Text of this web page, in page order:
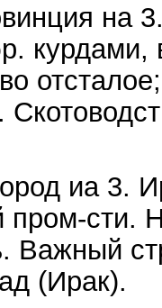
на
иа 3.
сти.
Важный
(Ирак).